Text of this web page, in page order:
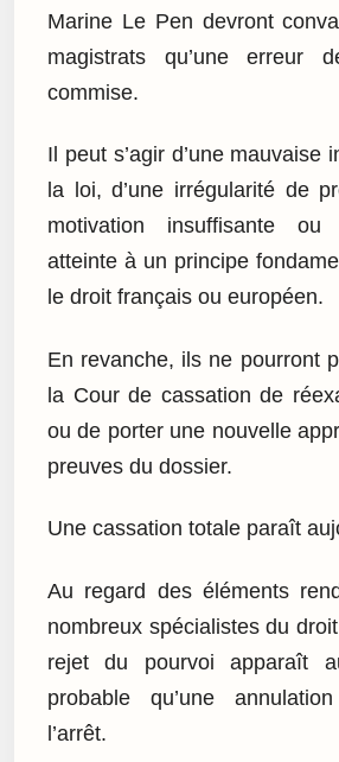
Marine Le Pen devront
magistrats qu’une erreur
commise.
Il peut s’agir d’une mauvaise
la loi, d’une irrégularité de
motivation insuffisante ou
atteinte à un principe
le droit français ou européen.
En revanche, ils ne pourront
la Cour de cassation de
ou de porter une nouvelle
preuves du dossier.
Une cassation totale paraît
Au regard des éléments
nombreux spécialistes du
rejet du pourvoi apparaît
probable qu’une
l’arrêt.